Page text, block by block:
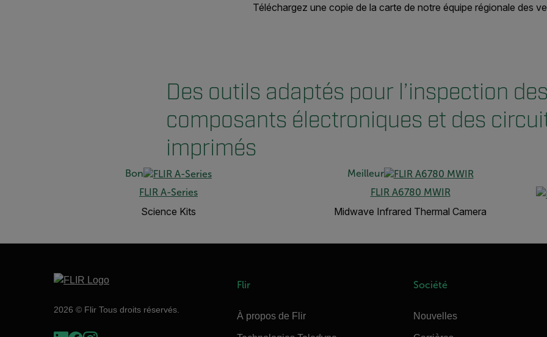
Téléchargez une copie de la carte de notre équipe régionale des
Des outils adaptés pour l’inspection
composants électroniques et des
imprimés
Bon
FLIR A-Series
Science Kits
Meilleur
FLIR A6780 MWIR
Midwave Infrared Thermal Camera
2026 © Flir Tous droits réservés.
Flir
À propos de Flir
Société
Nouvelles